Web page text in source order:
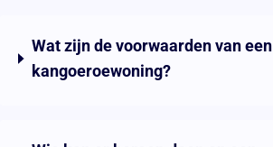
Wat zijn de voorwaarden van een
kangoeroewoning?